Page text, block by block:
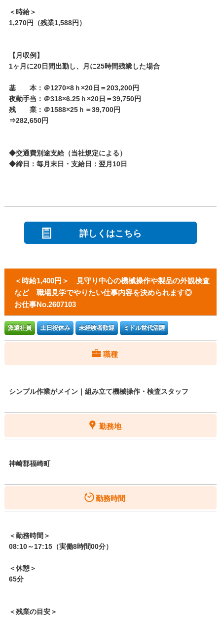
＜時給＞
1,270円（残業1,588円）
【月収例】
1ヶ月に20日間出勤し、月に25時間残業した場合
基 本：＠1270×8ｈ×20日＝203,200円
夜勤手当：＠318×6.25ｈ×20日＝39,750円
残 業：＠1588×25ｈ＝39,700円
⇒282,650円
◆交通費別途支給（当社規定による）
◆締日：毎月末日・支給日：翌月10日
詳しくはこちら
＜時給1,400円＞ 見守り中心の機械操作や製品の外観検査
など 職場見学でやりたい仕事内容を決められます◎
お仕事No.2607103
派遣社員 土日祝休み 未経験者歓迎 ミドル世代活躍
職種
シンプル作業がメイン｜組み立て機械操作・検査スタッフ
勤務地
神崎郡福崎町
勤務時間
＜勤務時間＞
08:10～17:15（実働8時間00分）
＜休憩＞
65分
＜残業の目安＞